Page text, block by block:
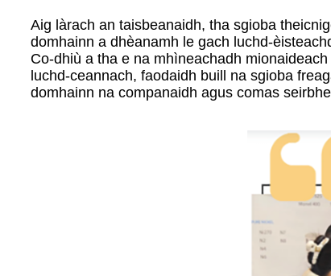
Aig làrach an taisbeanaidh, tha sgioba
domhainn a dhèanamh le gach luchd-
Co-dhiù a tha e na mhìneachadh
luchd-ceannach, faodaidh buill na sgioba
domhainn na companaidh agus comas